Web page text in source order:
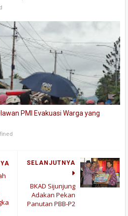
PMI Evakuasi Warga yang
SELANJUTNYA
BKAD Sijunjung
Adakan Pekan
Panutan PBB-P2